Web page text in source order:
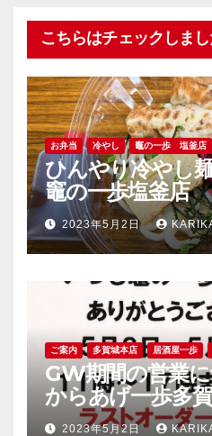
こちらはチェックしまし
お弁当 冷やし 竈の一歩 塩釜店
ひんやり冷やし
竈の一歩塩釜店
2023年5月2日
ご案内 多賀城本店 居酒屋一歩
GW期間の営業
からあげ一歩多
歩塩釜店
2023年5月2日